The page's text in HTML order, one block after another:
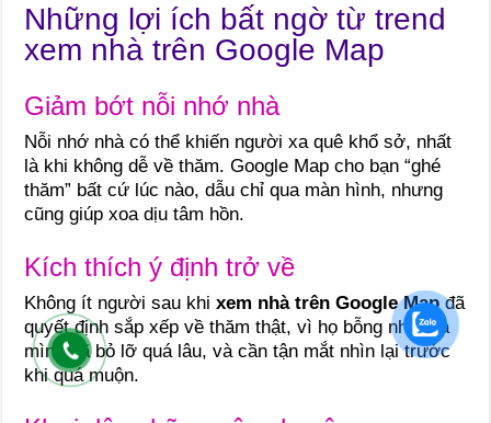
Những lợi ích bất ngờ từ trend
xem nhà trên Google Map
Giảm bớt nỗi nhớ nhà
Nỗi nhớ nhà có thể khiến người xa quê khổ sở, nhất
là khi không dễ về thăm. Google Map cho bạn “ghé
thăm” bất cứ lúc nào, dẫu chỉ qua màn hình, nhưng
cũng giúp xoa dịu tâm hồn.
Kích thích ý định trở về
Không ít người sau khixem nhà trên Google Mapđã
quyết định sắp xếp về thăm thật, vì họ bỗng nhận ra
mình đã bỏ lỡ quá lâu, và cần tận mắt nhìn lại trước
khi quá muộn.